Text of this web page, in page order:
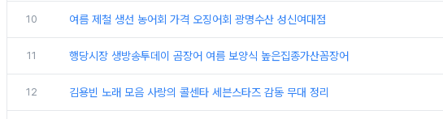
10 여름 제철 생선 농어회 가격 오징어회 광명수산 성신여대점
11 행당시장 생방송투데이 곰장어 여름 보양식 높은집종가산꼼장어
12 김용빈 노래 모음 사랑의 콜센타 세븐스타즈 감동 무대 정리